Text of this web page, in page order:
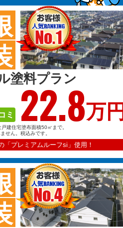
塗料プラン
ミ 22.8万円
建住宅塗布面積50㎡まで。
せん。税込みです。
「プレミアムルーフsi」使用！